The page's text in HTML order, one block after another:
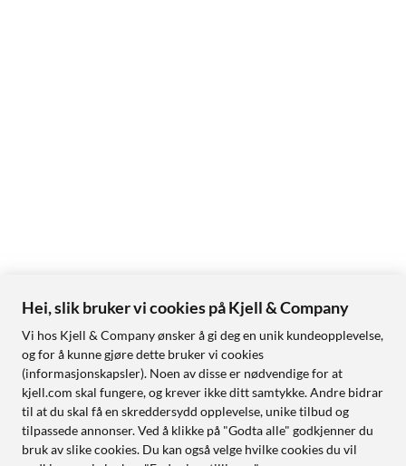
Hei, slik bruker vi cookies på Kjell & Company
Vi hos Kjell & Company ønsker å gi deg en unik kundeopplevelse,
og for å kunne gjøre dette bruker vi cookies
(informasjonskapsler). Noen av disse er nødvendige for at
kjell.com skal fungere, og krever ikke ditt samtykke. Andre bidrar
til at du skal få en skreddersydd opplevelse, unike tilbud og
tilpassede annonser. Ved å klikke på "Godta alle" godkjenner du
bruk av slike cookies. Du kan også velge hvilke cookies du vil